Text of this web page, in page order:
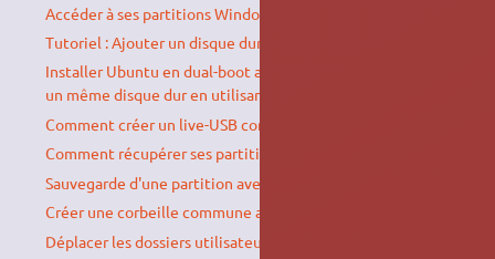
Accéder à ses partitions Windows depuis Ubuntu
Tutoriel : Ajouter un disque dur
Installer Ubuntu en dual-boot avec Windows Vista® ou 7 sur
un même disque dur en utilisant l'amorceur de Windows
Comment créer un live-USB contenant FreeDOS
Comment récupérer ses partitions
Sauvegarde d'une partition avec Partimage
Créer une corbeille commune avec une partition ntfs
Déplacer les dossiers utilisateurs (« /home/$USER »)